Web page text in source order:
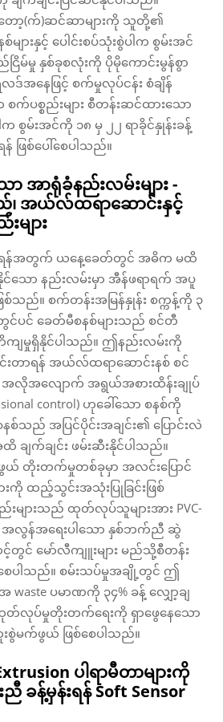
ာ့(က်)ဆင်ဆာများကို သူတို့၏
ျားနှင့် ပေါင်းစပ်သုံးစွဲပါက စွမ်းအင်
ငြိမ်မှု နှစ်ခုစလုံးကို ပိုမိုကောင်းမွန်စွာ
ဒ်အနေဖြင့် စက်မှုလုပ်ငန်း စံချိန်
က်ပစ္စည်းများ စီတန်းဆင်ထားသော
က စွမ်းအင်ကို ၁၈ မှ ၂၂ ရာခိုင်နှုန်းခန့်
ဖြစ်ပေါ်စေပါသည်။
ာရုံခံနည်းလမ်းများ -
ည်၊ အယ်လ်ထရာဆောင်းနှင့်
ျား
ည့်ရန်အတွက် ယနေ့ခေတ်တွင် အဓိက မထိ
င်သော နည်းလမ်းမှာ အီန်ဖရာရက် အပူ
စ်သည်။ စက်တန်းအမြန်နှုန်း စက္ကန့်ကို ၃
င်ပင် ခေတ်မီစနစ်များသည် စင်တီ
ျမှုရှိနိုင်ပါသည်။ ဤနည်းလမ်းကို
တာရန် အယ်လ်ထရာဆောင်းနစ် စင်
အလိုအလျောက် အရွယ်အစားထိန်းချုပ်
control) ဟုခေါ်သော စနစ်ကို
သည် အပြင်ပိုင်းအချင်း၏ ပြောင်းလဲ
ျက်ချင်း ဖမ်းဆီးနိုင်ပါသည်။
ယ် တိုးတက်မှုတစ်ခုမှာ အလင်းပြောင်
းကို ထည့်သွင်းအသုံးပြုခြင်းဖြစ်
များသည် ထုတ်လုပ်သူများအား PVC-
အလွန်အရေးပါသော နှစ်ဘက်ညီ ဆွဲ
င် မော်လီကျူးများ မည်သို့စီတန်း
ေပါသည်။ စမ်းသပ်မှုအချို့တွင် ဤ
ပမာဏကို ၃၄% ခန့် လျှော့ချ
ထုတ်လုပ်မှုတိုးတက်ရေးကို ရှာဖွေနေသော
မက်ဖွယ် ဖြစ်စေပါသည်။
ပါရာမီတာများကို
ခန့်မှန်းရန် Soft Sensor